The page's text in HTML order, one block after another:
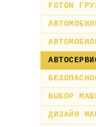
FOTON
ВЫБОР
ДИЗАЙН